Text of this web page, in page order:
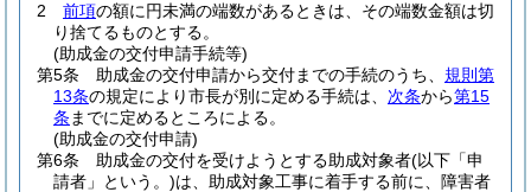
2
前項の額に円未満の端数があるときは、その端数金額は切
り捨てるものとする。
(助成金の交付申請手続等)
第5条
助成金の交付申請から交付までの手続のうち、 規則第
13条の規定により市長が別に定める手続は、 次条から第15
条 までに定めるところによる。
(助成金の交付申請)
第6条
助成金の交付を受けようとする助成対象者(以下「申
請者」という。)は、助成対象工事に着手する前に、障害者